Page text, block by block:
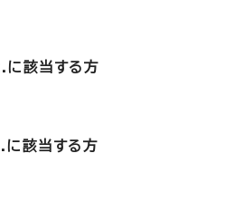
に該当する方
に該当する方